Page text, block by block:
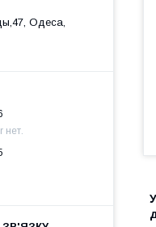
Одеса,
нет.